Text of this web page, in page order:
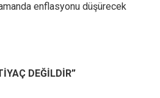
enflasyonu düşürecek
DEĞİLDİR”